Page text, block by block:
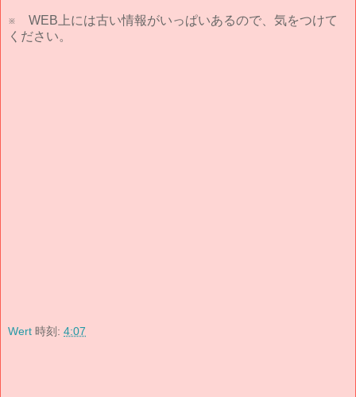
※ WEB上には古い情報がいっぱいあるので、気をつけて
ください。
Wert 時刻: 4:07